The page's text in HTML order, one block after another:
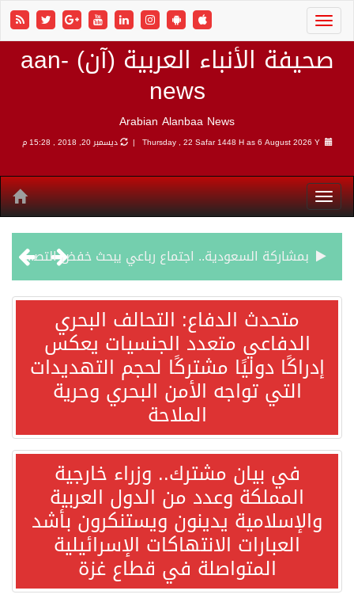
صحيفة الأنباء العربية (آن) aan-
news
Arabian Alanbaa News
Thursday , 22 Safar 1448 H as6 August 2026 Y | ديسمبر 20, 2018 , 15:28 م
بمشاركة السعودية.. اجتماع رباعي يبحث خفض التصعيد ومعالجة التحديات الأمنية الراهنة
وزير الخارجية السعودي: جميع إجراءات إسرائيل الأحادية في أراضي فلسطين باطلة
ورقة بحثية: التحالف البحري الدفاعي بقيادة الرياض يعيد صياغة مفهوم أمن البحار
ترامب: الأمير محمد بن سلمان يفضل الحوار بخصوص إيران لخفض التصعيد
متحدث الدفاع: التحالف البحري
الدفاعي متعدد الجنسيات يعكس
إدراكًا دوليًا مشتركًا لحجم التهديدات
التي تواجه الأمن البحري وحرية
الملاحة
في بيان مشترك.. وزراء خارجية
المملكة وعدد من الدول العربية
والإسلامية يدينون ويستنكرون بأشد
العبارات الانتهاكات الإسرائيلية
المتواصلة في قطاع غزة